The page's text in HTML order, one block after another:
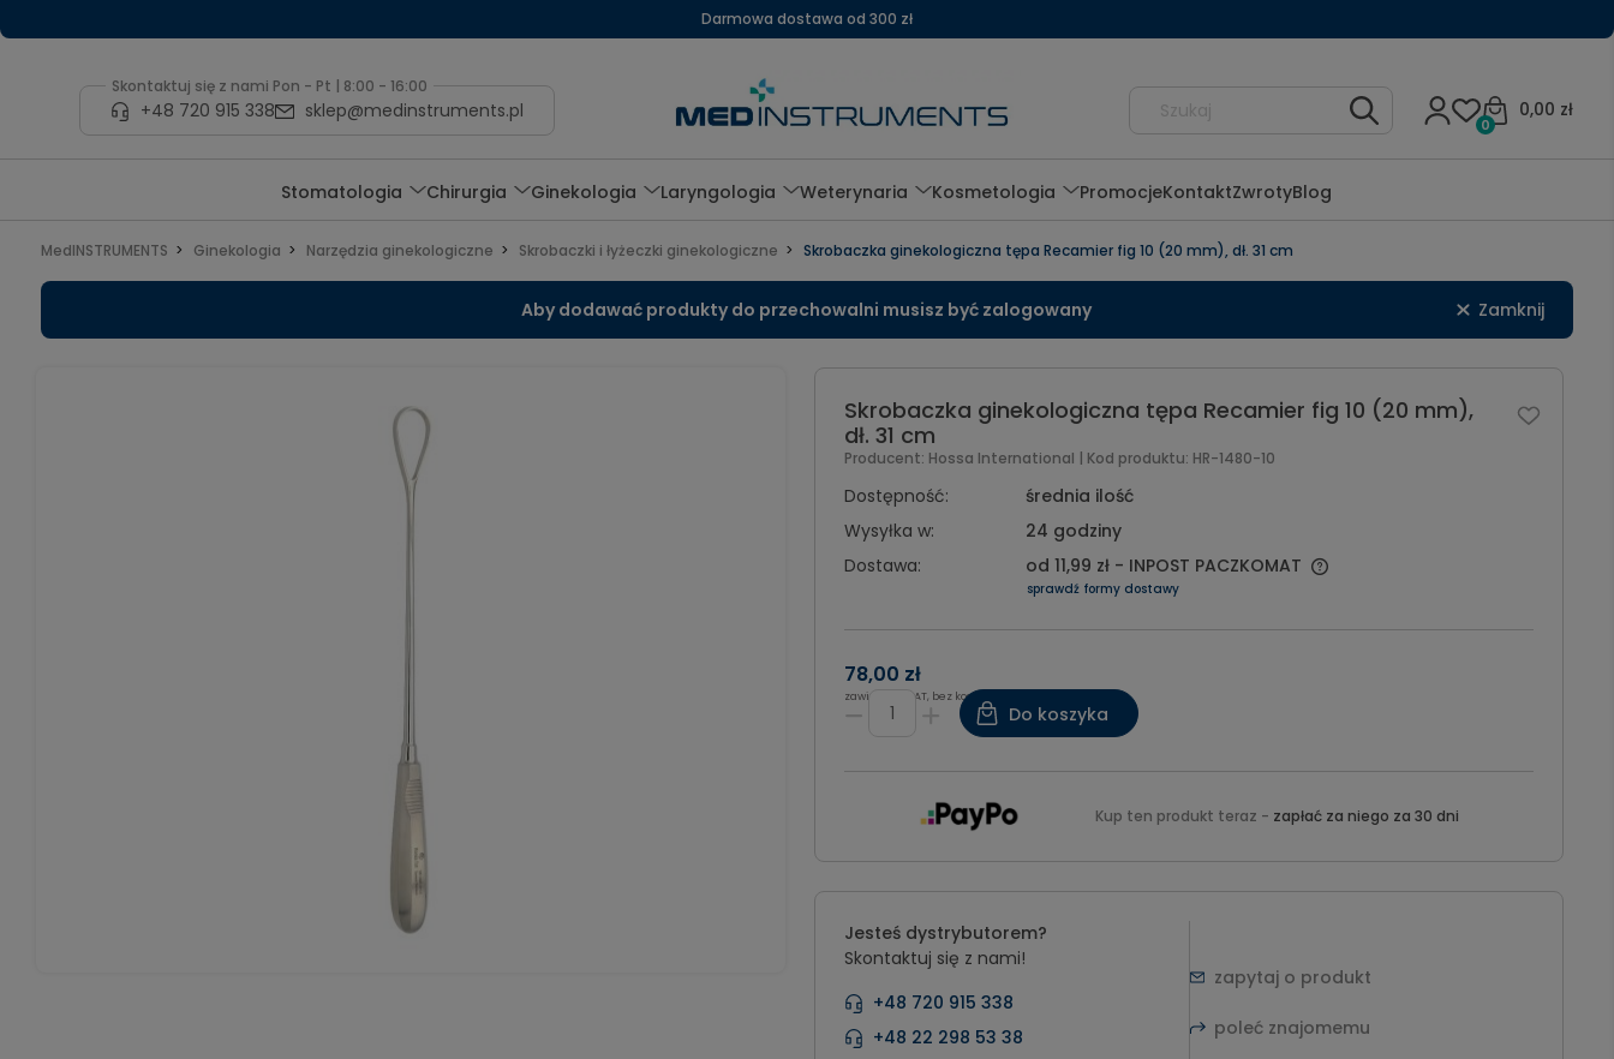
Darmowa dostawa od 300 zł
Skontaktuj się z nami Pon - Pt | 8:00 - 16:00
+48 720 915 338 sklep@medinstruments.pl 0,00 zł
0
Stomatologia Chirurgia Ginekologia Laryngologia Weterynaria Kosmetologia PromocjeKontaktZwrotyBlog
MedINSTRUMENTS Ginekologia Narzędzia ginekologiczne Skrobaczki i łyżeczki ginekologiczne Skrobaczka ginekologiczna tępa Recamier fig 10 (20 mm), dł. 31 cm
Zamknij
Aby dodawać produkty do przechowalni musisz być zalogowany
Skrobaczka ginekologiczna tępa Recamier fig 10 (20 mm),
dł. 31 cm
Producent: Hossa International | Kod produktu: HR-1480-10
Dostępność:
średnia ilość
Wysyłka w:
24 godziny
Dostawa:
od 11,99 zł - INPOST PACZKOMAT
sprawdź formy dostawy
78,00 zł
zawiera 8% VAT, bez kosztów dostawy
Do koszyka
Kup ten produkt teraz - zapłać za niego za 30 dni
Jesteś dystrybutorem?
Skontaktuj się z nami!
+48 720 915 338
+48 22 298 53 38
zapytaj o produkt
poleć znajomemu